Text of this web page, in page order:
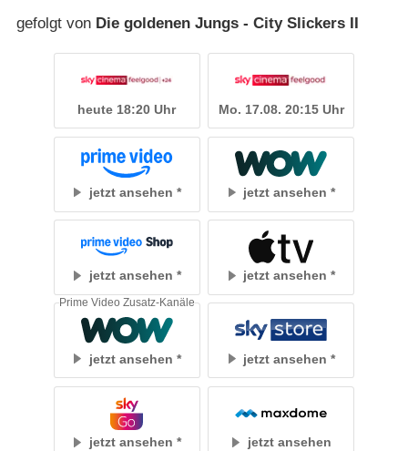
gefolgt von Die goldenen Jungs - City Slickers II
heute 18:20 Uhr Mo. 17.08. 20:15 Uhr
jetzt ansehen jetzt ansehen
jetzt ansehen jetzt ansehen
jetzt ansehen
Prime Video Zusatz-Kanäle
jetzt ansehen
jetzt ansehen jetzt ansehen